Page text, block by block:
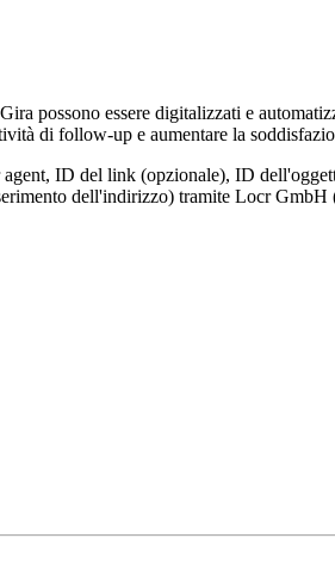
possono essere digitalizzati e
di follow-up e aumentare la
ID del link (opzionale), ID
dell'indirizzo) tramite Locr